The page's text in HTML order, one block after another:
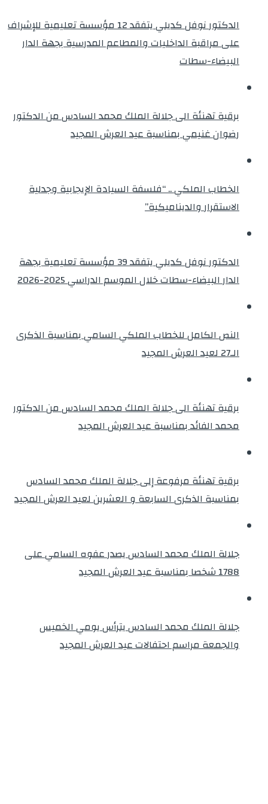
الدكتور نوفل كديلي يتفقد 12 مؤسسة تعليمية للإشراف
على مراقبة الداخليات والمطاعم المدرسية بجهة الدار
البيضاء-سطات
برقية تهنئة الى جلالة الملك محمد السادس من الدكتور
رضوان غنيمي بمناسبة عيد العرش المجيد
الخطاب الملكي .. “فلسفة السيادة الإيجابية وجدلية
الاستقرار والديناميكية”
الدكتور نوفل كديلي يتفقد 39 مؤسسة تعليمية بجهة
الدار البيضاء-سطات خلال الموسم الدراسي 2025-2026
النص الكامل للخطاب الملكي السامي بمناسبة الذكرى
الـ27 لعيد العرش المجيد
برقية تهنئة الى جلالة الملك محمد السادس من الدكتور
محمد الفائد بمناسبة عيد العرش المجيد
برقية تهنئة مرفوعة إلى جلالة الملك محمد السادس
بمناسبة الذكرى السابعة و العشرين لعيد العرش المجيد
جلالة الملك محمد السادس يصدر عفوه السامي على
1788 شخصا بمناسبة عيد العرش المجيد
جلالة الملك محمد السادس يترأس يومي الخميس
والجمعة مراسم احتفالات عيد العرش المجيد